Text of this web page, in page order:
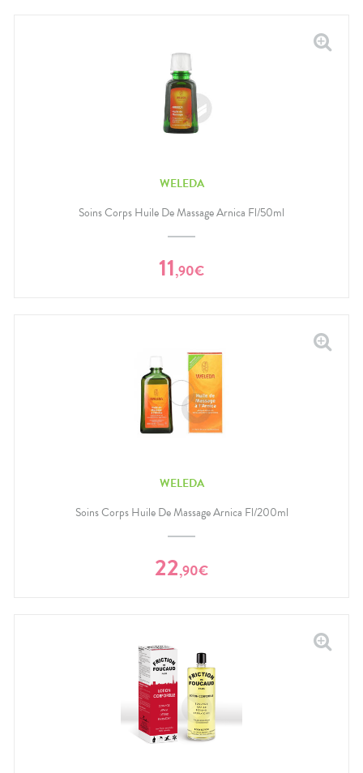
WELEDA
Soins Corps Huile De Massage Arnica Fl/50ml
11,90€
WELEDA
Soins Corps Huile De Massage Arnica Fl/200ml
22,90€